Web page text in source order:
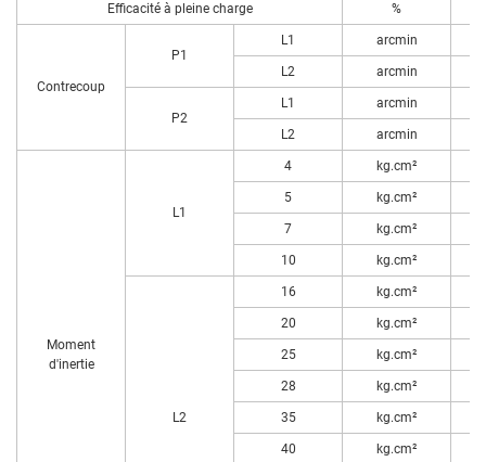
Efficacité à pleine charge %
Contrecoup
P1
L1 arcmin
L2 arcmin
P2
L1 arcmin
L2 arcmin
Moment
d'inertie
L1
4 kg.cm²
5 kg.cm²
7 kg.cm²
10 kg.cm²
L2
16 kg.cm²
20 kg.cm²
25 kg.cm²
28 kg.cm²
35 kg.cm²
40 kg.cm²